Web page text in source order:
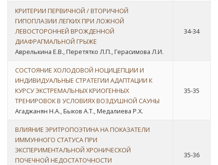
КРИТЕРИИ ПЕРВИЧНОЙ / ВТОРИЧНОЙ
ГИПОПЛАЗИИ ЛЕГКИХ ПРИ ЛОЖНОЙ
ЛЕВОСТОРОННЕЙ ВРОЖДЕННОЙ
ДИАФРАГМАЛЬНОЙ ГРЫЖЕ
Аврелькина Е.В., Перетятко Л.П., Герасимова Л.И.
34-34
СОСТОЯНИЕ ХОЛОДОВОЙ НОЦИЦЕПЦИИ И
ИНДИВИДУАЛЬНЫЕ СТРАТЕГИИ АДАПТАЦИИ К
КУРСУ ЭКСТРЕМАЛЬНЫХ КРИОГЕННЫХ
ТРЕНИРОВОК В УСЛОВИЯХ ВОЗДУШНОЙ САУНЫ
Агаджанян Н.А., Быков А.Т., Медалиева Р.Х.
35-35
ВЛИЯНИЕ ЭРИТРОПОЭТИНА НА ПОКАЗАТЕЛИ
ИММУННОГО СТАТУСА ПРИ
ЭКСПЕРИМЕНТАЛЬНОЙ ХРОНИЧЕСКОЙ
ПОЧЕЧНОЙ НЕДОСТАТОЧНОСТИ
35-36